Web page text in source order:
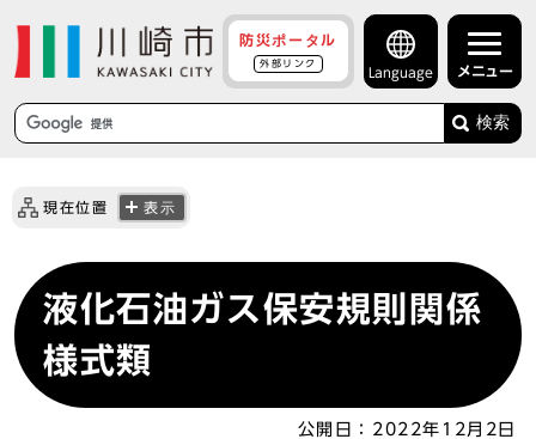
防災ポータル
外部リンク
Language メニュー
検索
現在位置 表示
液化石油ガス保安規則関係
様式類
公開日： 2022年12月2日